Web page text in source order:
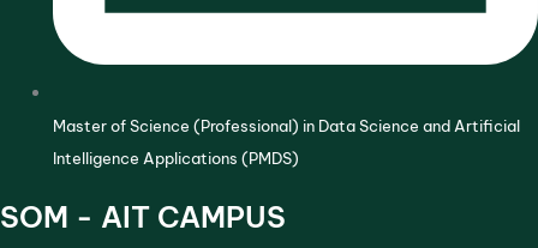
Master of Science (Professional) in Data Science and Artificial
Intelligence Applications (PMDS)
SOM - AIT CAMPUS